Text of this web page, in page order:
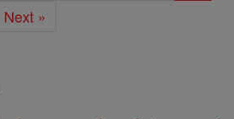
Next »